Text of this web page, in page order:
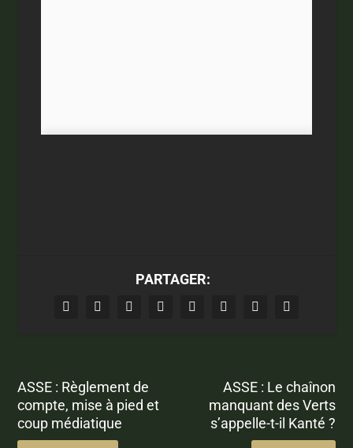
PARTAGER:
ASSE : Règlement de
compte, mise à pied et
coup médiatique
ASSE : Le chaînon
manquant des Verts
s’appelle-t-il Kanté ?